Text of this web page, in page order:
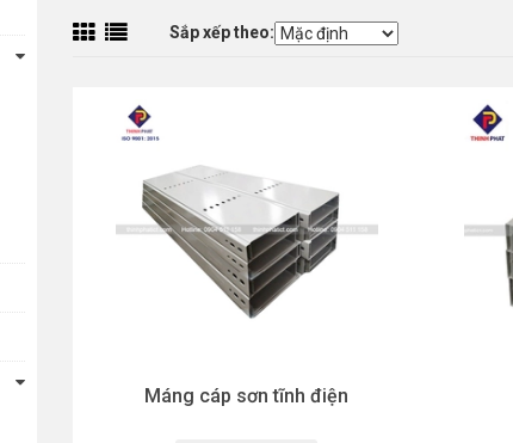
Sắp xếp theo:
Máng cáp sơn tĩnh điện